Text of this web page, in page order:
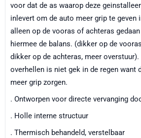
voor dat de as waarop deze
inlevert om de auto meer grip te geven
alleen op de vooras of achteras
hiermee de balans. (dikker op de
dikker op de achteras, meer
overhellen is niet gek in de regen want
meer grip zorgen.
. Ontworpen voor directe vervanging
. Holle interne structuur
. Thermisch behandeld, verstelbaar